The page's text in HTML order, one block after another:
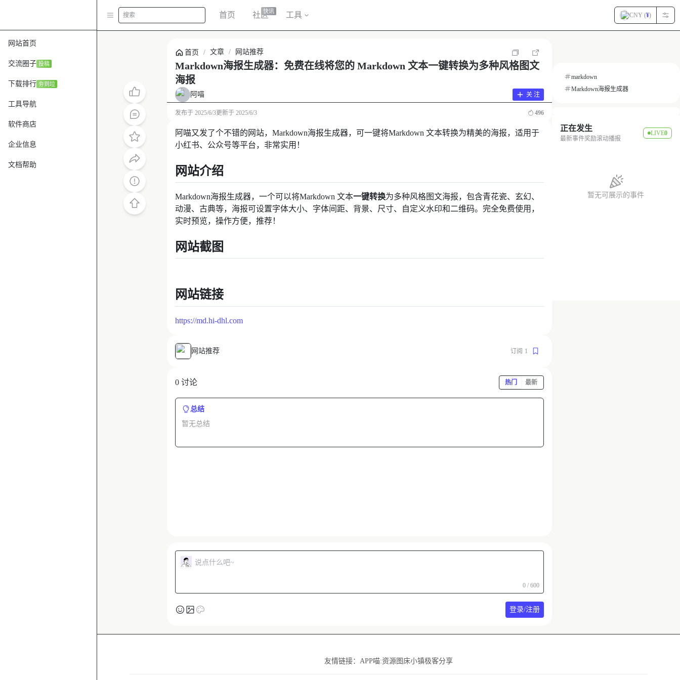
网站首页
交流圈子 投稿
下载排行 夯到垃
工具导航
软件商店
企业信息
文档帮助
搜索 首页 社区快讯 工具 CNY (¥)
首页 / 文章 / 网站推荐
Markdown海报生成器：免费在线将您的 Markdown 文本一键转换为多种风格图文
海报
阿喵 关 注
发布于2025/6/3更新于2025/6/3 496
阿喵又发了个不错的网站，Markdown海报生成器，可一键将Markdown 文本转换为精美的海报，适用于
小红书、公众号等平台，非常实用！
网站介绍
Markdown海报生成器，一个可以将Markdown 文本一键转换为多种风格图文海报，包含青花瓷、玄幻、
动漫、古典等，海报可设置字体大小、字体间距、背景、尺寸、自定义水印和二维码。完全免费使用，
实时预览，操作方便，推荐！
网站截图
网站链接
https://md.hi-dhl.com
网站推荐 订阅 1
0 讨论 热门 最新
总结
暂无总结
0 / 600
登录/注册
markdown
Markdown海报生成器
正在发生
最新事件奖励滚动播报
LIVE0
暂无可展示的事件
友情链接： APP喵:资源 图床小镇极客分享